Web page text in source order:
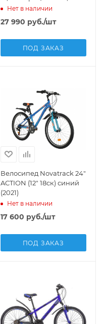
Нет в наличии
27 990 руб./шт
ПОД ЗАКАЗ
Велосипед Novatrack 24"
ACTION (12" 18ск) синий
(2021)
Нет в наличии
17 600 руб./шт
ПОД ЗАКАЗ